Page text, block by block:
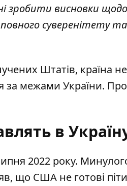
зробити висновки
суверенітету та
Штатів, країна не
за межами України.
в
2022 року.
що США не готові